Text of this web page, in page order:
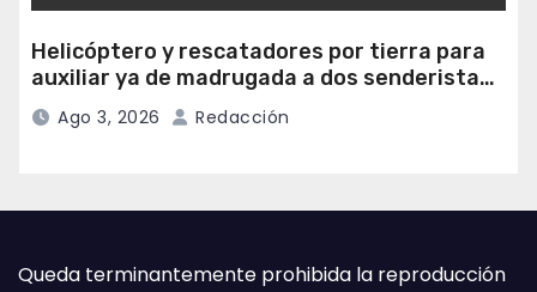
Helicóptero y rescatadores por tierra para
auxiliar ya de madrugada a dos senderistas
desorientados en Las Ubiñas
Ago 3, 2026 Redacción
Queda terminantemente prohibida la reproducción